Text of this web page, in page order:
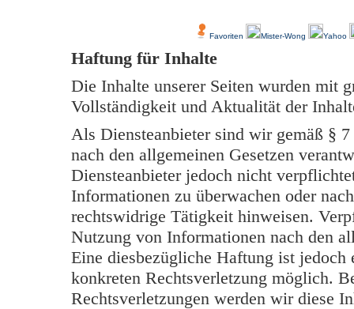
Favoriten Mister-Wong Yahoo
Haftung für Inhalte
Die Inhalte unserer Seiten wurden mit
Vollständigkeit und Aktualität der
Als Diensteanbieter sind wir gemäß §
nach den allgemeinen Gesetzen
Diensteanbieter jedoch nicht
Informationen zu überwachen oder
rechtswidrige Tätigkeit hinweisen.
Nutzung von Informationen nach den
Eine diesbezügliche Haftung ist
konkreten Rechtsverletzung möglich.
Rechtsverletzungen werden wir diese